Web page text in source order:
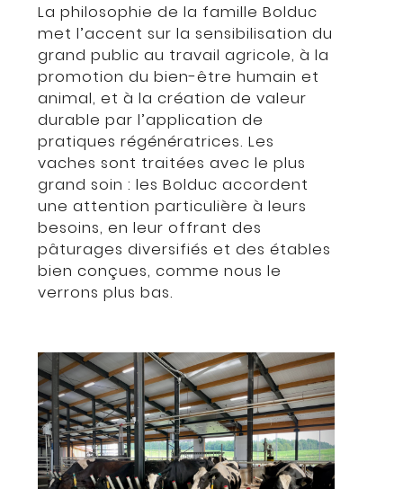
La philosophie de la famille Bolduc
met l’accent sur la sensibilisation du
grand public au travail agricole, à la
promotion du bien-être humain et
animal, et à la création de valeur
durable par l’application de
pratiques régénératrices. Les
vaches sont traitées avec le plus
grand soin : les Bolduc accordent
une attention particulière à leurs
besoins, en leur offrant des
pâturages diversifiés et des étables
bien conçues, comme nous le
verrons plus bas.